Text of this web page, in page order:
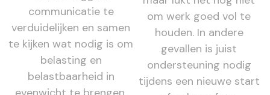
communicatie te
verduidelijken en samen
te kijken wat nodig is om
belasting en
belastbaarheid in
om werk goed vol te
houden. In andere
gevallen is juist
ondersteuning nodig
tijdens een nieuwe start